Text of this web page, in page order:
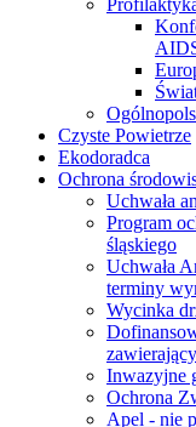
Czyste Powietrze
Ekodoradca
Ochrona
Uchwała
Program
śląskiego
Uchwała
terminy
Wycinka
Inwazyjne
Ochrona
Apel - nie